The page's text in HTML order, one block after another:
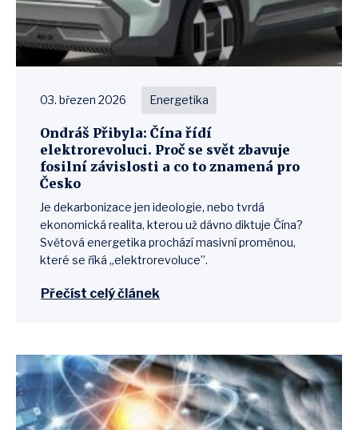
03. březen 2026 Energetika
Ondráš Přibyla: Čína řídí
elektrorevoluci. Proč se svět zbavuje
fosilní závislosti a co to znamená pro
Česko
Je dekarbonizace jen ideologie, nebo tvrdá
ekonomická realita, kterou už dávno diktuje Čína?
Světová energetika prochází masivní proměnou,
které se říká „elektrorevoluce”.
Přečíst celý článek